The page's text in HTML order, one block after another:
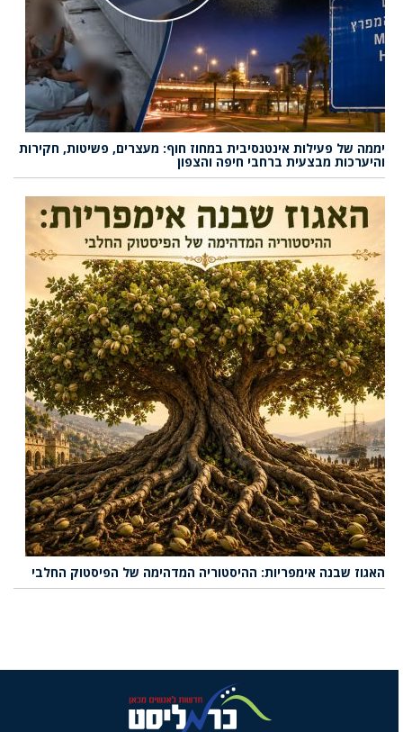
יממה של פעילות אינטנסיבית במחוז חוף: מעצרים, פשיטות, חקירות
והיערכות מבצעית ברחבי חיפה והצפון
האגוז שבנה אימפריות: ההיסטוריה המדהימה של הפיסטוק החלבי